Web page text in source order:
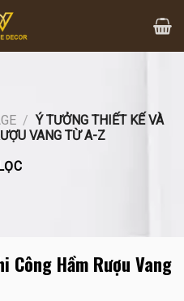
/ Ý TƯỞNG THIẾT KẾ VÀ
VANG TỪ A-Z
Công Hầm Rượu Vang